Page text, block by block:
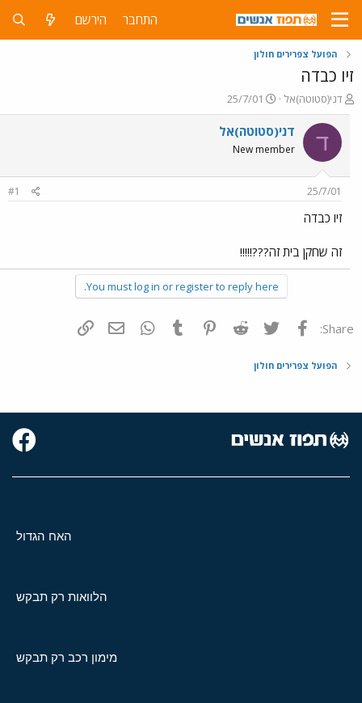
התחבר הירשם
הפועל צפרירים חולון
זיו כבדה
פ
ו
ת
ח
ה
ש
א
דני(סטוטה)אל
פ
ו
ר
ם
25/7/01
ד דני(סטוטה)אל
New member
25/7/01
#1
זיו כבדה
זה שחקן בית זה???!!!!!
You must log in or register to reply here.
Share: פייסבוק Twitter
Reddit
Pinterest
Tumblr
WhatsAppדואר אלקטרוני
הפועל צפרירים חולון
האח הגדול
הלוואות רק תבקש
מימון רכב רק תבקש